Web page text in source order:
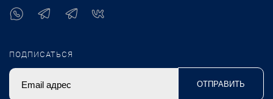
ПОДПИСАТЬСЯ
ОТПРАВИТЬ